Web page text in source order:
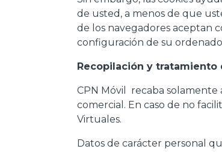
de usted, a menos de que
de los navegadores aceptan
configuración de su
Recopilación y
CPN Móvil recaba solamente
comercial. En caso de no
Virtuales.
Datos de carácter personal